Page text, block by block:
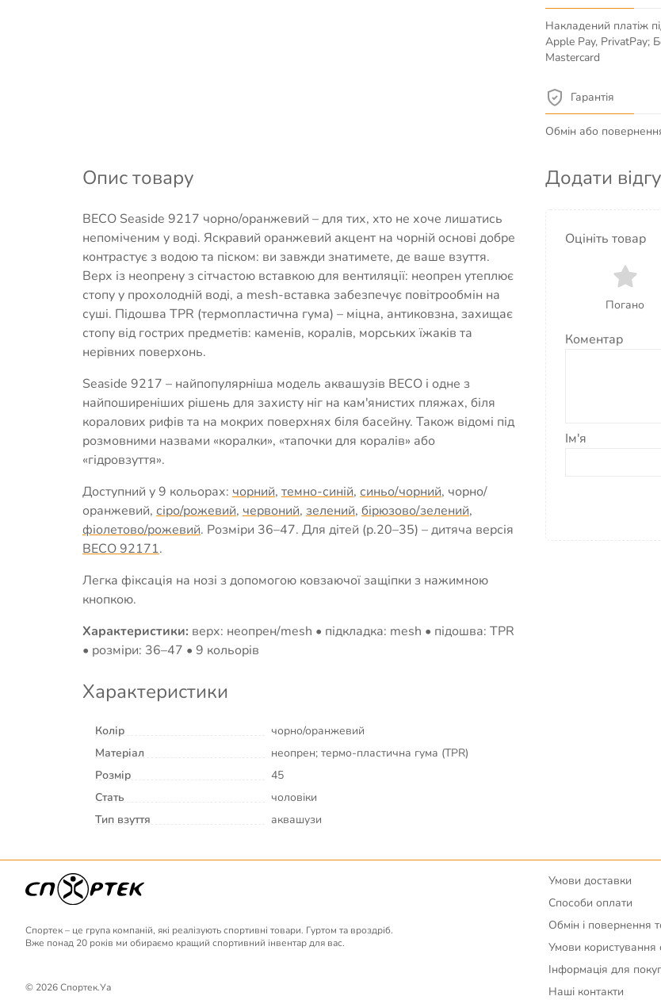
Накладений платіж
Apple Pay, PrivatPay;
Mastercard
Гарантія
Обмін або
Опис товару
BECO Seaside 9217 чорно/оранжевий – для тих, хто не хоче лишатись
непоміченим у воді. Яскравий оранжевий акцент на чорній основі добре
контрастує з водою та піском: ви завжди знатимете, де ваше взуття.
Верх із неопрену з сітчастою вставкою для вентиляції: неопрен утеплює
стопу у прохолодній воді, а mesh-вставка забезпечує повітрообмін на
суші. Підошва TPR (термопластична гума) – міцна, антиковзна, захищає
стопу від гострих предметів: каменів, коралів, морських їжаків та
нерівних поверхонь.
Seaside 9217 – найпопулярніша модель аквашузів BECO і одне з
найпоширеніших рішень для захисту ніг на кам'янистих пляжах, біля
коралових рифів та на мокрих поверхнях біля басейну. Також відомі під
розмовними назвами «коралки», «тапочки для коралів» або
«гідровзуття».
Доступний у 9 кольорах: чорний, темно-синій, синьо/чорний, чорно/
оранжевий, сіро/рожевий, червоний, зелений, бірюзово/зелений,
фіолетово/рожевий. Розміри 36–47. Для дітей (р.20–35) – дитяча версія
BECO 92171.
Легка фіксація на нозі з допомогою ковзаючої защіпки з нажимною
кнопкою.
Характеристики: верх: неопрен/mesh • підкладка: mesh • підошва: TPR
• розміри: 36–47 • 9 кольорів
Характеристики
Колір
чорно/оранжевий
Матеріал
неопрен; термо-пластична гума (TPR)
Розмір
45
Стать
чоловіки
Тип взуття
аквашузи
Додати
Оцініть товар
Погано
Коментар
Ім'я
Спортек – це група компаній, які реалізують спортивні товари. Гуртом та вроздріб.
Вже понад 20 років ми обираємо кращий спортивний інвентар для вас.
© 2026 Спортек.Уа
Умови доставки
Способи оплати
Обмін і повернення
Умови користування
Інформація для
Наші контакти